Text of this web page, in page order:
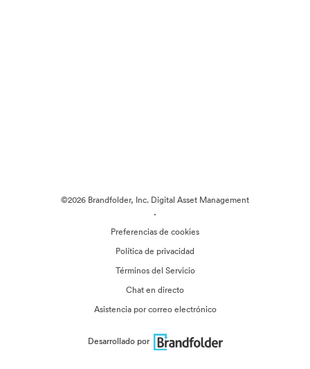
©2026 Brandfolder, Inc. Digital Asset Management
·
Preferencias de cookies
Política de privacidad
Términos del Servicio
Chat en directo
Asistencia por correo electrónico
Desarrollado por